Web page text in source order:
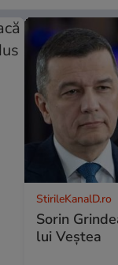
StirileKanalD.ro
Sorin
lui Veștea